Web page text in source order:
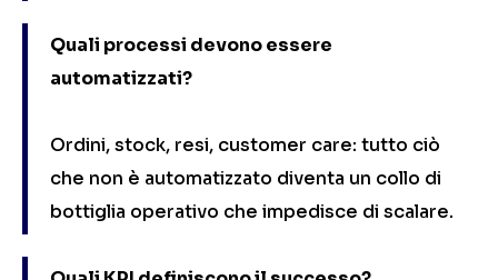
Quali processi devono essere
automatizzati?
Ordini, stock, resi, customer care: tutto ciò
che non è automatizzato diventa un collo di
bottiglia operativo che impedisce di scalare.